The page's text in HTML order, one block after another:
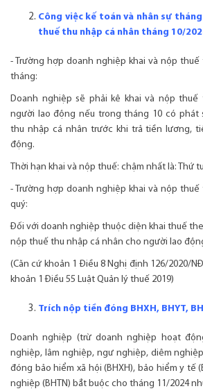
Công việc kế toán và nhân sự
thuế thu nhập cá nhân tháng 10/
- Trường hợp doanh nghiệp khai và nộp
tháng:
Doanh nghiệp sẽ phải kê khai và nộp
người lao động nếu trong tháng 10 có phát
thu nhập cá nhân trước khi trả tiền lương,
động.
Thời hạn khai và nộp thuế: chậm nhất là: Thứ
- Trường hợp doanh nghiệp khai và nộp
quý:
Đối với doanh nghiệp thuộc diện khai thuế
nộp thuế thu nhập cá nhân cho người lao
(Căn cứ khoản 1 Điều 8 Nghị định 126/2020/
khoản 1 Điều 55 Luật Quản lý thuế 2019)
Trích nộp tiền đóng BHXH, BHYT,
Doanh nghiệp (trừ doanh nghiệp hoạt
nghiệp, lâm nghiệp, ngư nghiệp, diêm
đóng bảo hiểm xã hội (BHXH), bảo hiểm y tế
nghiệp (BHTN) bắt buộc cho tháng 11/2024